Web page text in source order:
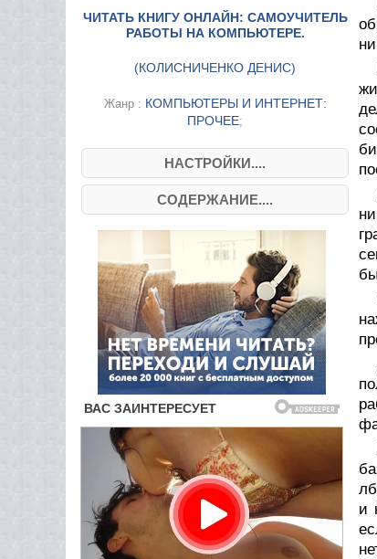
ЧИТАТЬ КНИГУ ОНЛАЙН: САМОУЧИТЕЛЬ
РАБОТЫ НА КОМПЬЮТЕРЕ.
(КОЛИСНИЧЕНКО ДЕНИС)
Жанр : КОМПЬЮТЕРЫ И ИНТЕРНЕТ:
ПРОЧЕЕ;
НАСТРОЙКИ....
СОДЕРЖАНИЕ....
и